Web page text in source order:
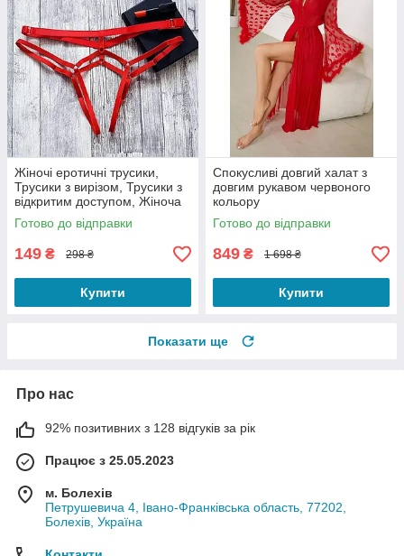
Жіночі еротичні трусики,
Трусики з вирізом, Трусики з
відкритим доступом, Жіноча
сексуальна білизна
Готово до відправки
149 ₴ 298 ₴
Купити
Спокусливі довгий халат з
довгим рукавом червоного
кольору
Valentino,Сексуальний
прозорий халат в серце
Готово до відправки
849 ₴ 1 698 ₴
Купити
Показати ще
Про нас
92% позитивних з 128 відгуків за рік
Працює з 25.05.2023
м. Болехів
Петрушевича 4, Івано-Франківська область, 77202,
Болехів, Україна